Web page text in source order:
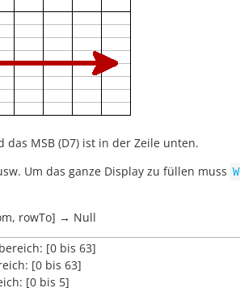
das MSB (D7) ist in der Zeile unten.
Um das ganze Display zu füllen muss
, rowTo] → Null
[0 bis 63]
[0 bis 63]
[0 bis 5]